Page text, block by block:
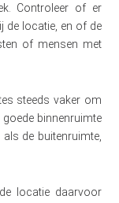
Controleer of er
de locatie, en of de
of mensen met
steeds vaker om
goede binnenruimte
de buitenruimte,
locatie daarvoor